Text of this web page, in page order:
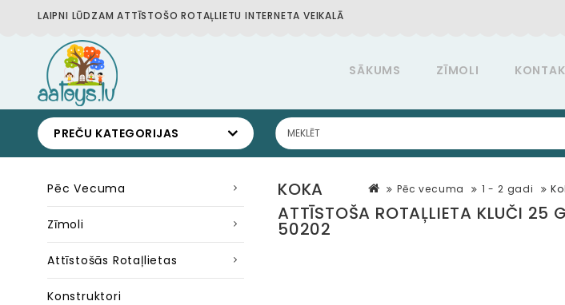
LAIPNI LŪDZAM ATTĪSTOŠO ROTAĻLIETU INTERNETA VEIKALĀ
SĀKUMS ZĪMOLI
PREČU KATEGORIJAS
Pēc Vecuma
Zīmoli
Attīstošās Rotaļlietas
Konstruktori
Pēc vecuma 1 - 2 gadi
KOKA
ATTĪSTOŠA ROTAĻLIETA KLUČI 25
50202